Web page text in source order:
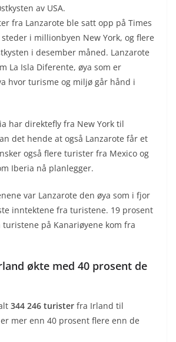
av USA.
fra Lanzarote ble satt opp på Times
i millionbyen New York, og flere
i desember måned. Lanzarote
La Isla Diferente, øya som er
hvor turisme og miljø går hånd i
har direktefly fra New York til
det hende at også Lanzarote får et
også flere turister fra Mexico og
Iberia nå planlegger.
var Lanzarote den øya som i fjor
inntektene fra turistene. 19 prosent
på Kanariøyene kom fra
økte med 40 prosent de
344 246 turister fra Irland til
mer enn 40 prosent flere enn de